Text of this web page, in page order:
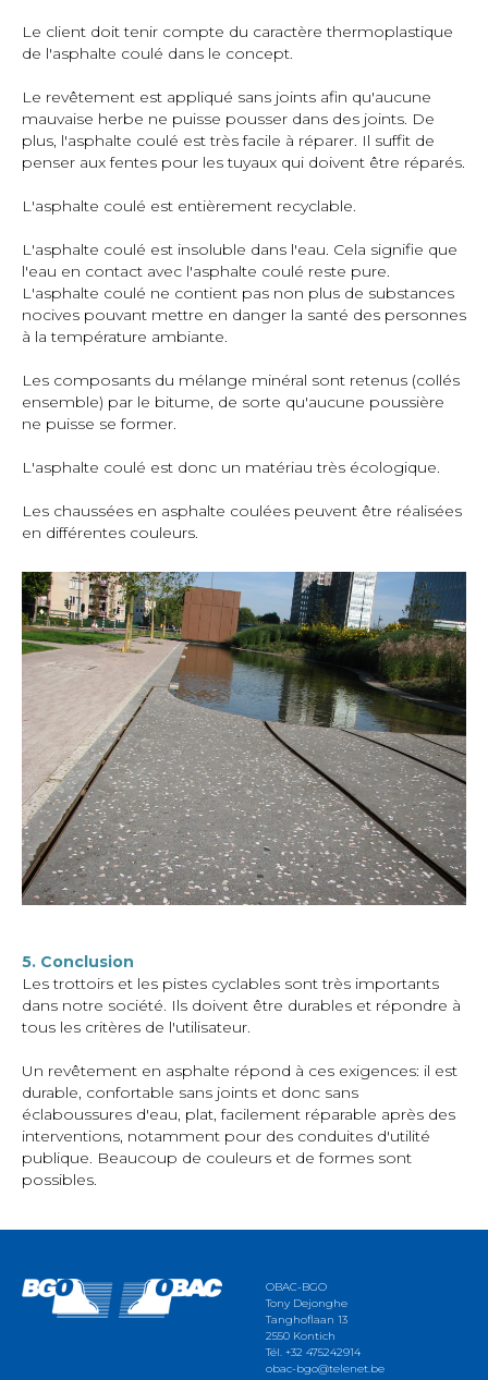
Le client doit tenir compte du caractère thermoplastique
de l'asphalte coulé dans le concept.
Le revêtement est appliqué sans joints afin qu'aucune
mauvaise herbe ne puisse pousser dans des joints. De
plus, l'asphalte coulé est très facile à réparer. Il suffit de
penser aux fentes pour les tuyaux qui doivent être réparés.
L'asphalte coulé est entièrement recyclable.
L'asphalte coulé est insoluble dans l'eau. Cela signifie que
l'eau en contact avec l'asphalte coulé reste pure.
L'asphalte coulé ne contient pas non plus de substances
nocives pouvant mettre en danger la santé des personnes
à la température ambiante.
Les composants du mélange minéral sont retenus (collés
ensemble) par le bitume, de sorte qu'aucune poussière
ne puisse se former.
L'asphalte coulé est donc un matériau très écologique.
Les chaussées en asphalte coulées peuvent être réalisées
en différentes couleurs.
5. Conclusion
Les trottoirs et les pistes cyclables sont très importants
dans notre société. Ils doivent être durables et répondre à
tous les critères de l'utilisateur.
Un revêtement en asphalte répond à ces exigences: il est
durable, confortable sans joints et donc sans
éclaboussures d'eau, plat, facilement réparable après des
interventions, notamment pour des conduites d'utilité
publique. Beaucoup de couleurs et de formes sont
possibles.
OBAC-BGO
Tony Dejonghe
Tanghoflaan 13
2550 Kontich
Tél. +32 475242914
obac-bgo@telenet.be